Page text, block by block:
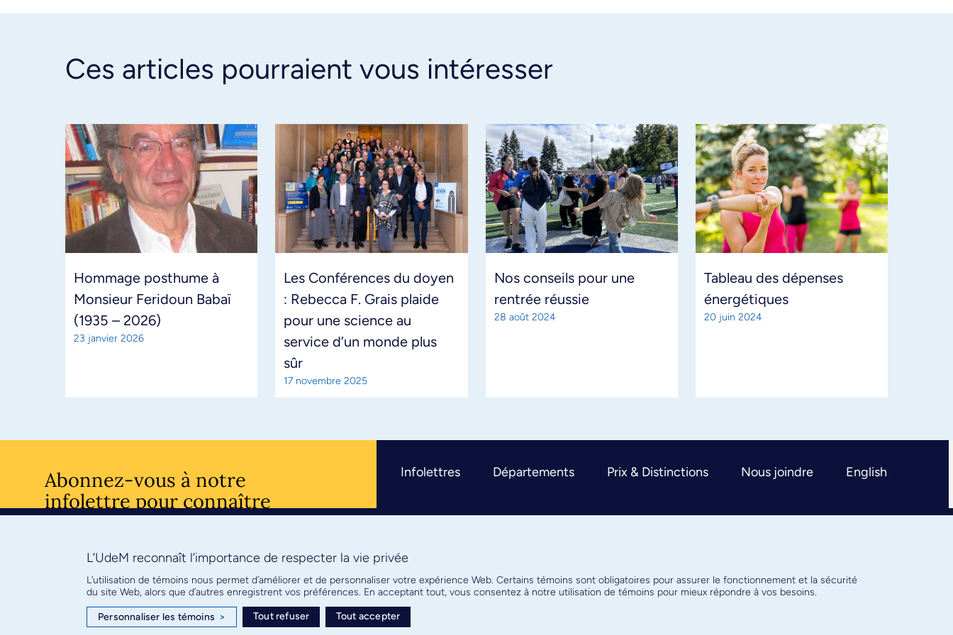
Ces articles pourraient vous intéresser
Hommage posthume à
Monsieur Feridoun Babaï
(1935 – 2026)
23 janvier 2026
Les Conférences du doyen
: Rebecca F. Grais plaide
pour une science au
service d’un monde plus
sûr
17 novembre 2025
Nos conseils pour une
rentrée réussie
28 août 2024
Tableau des dépenses
énergétiques
20 juin 2024
Abonnez-vous à notre
infolettre pour connaître
l’actualité facultaire
S'ABONNER
Infolettres Départements Prix & Distinctions Nous joindre English
L’UdeM reconnaît l’importance de respecter la vie privée
L’utilisation de témoins nous permet d’améliorer et de personnaliser votre expérience Web. Certains témoins sont obligatoires pour assurer le fonctionnement et la sécurité
du site Web, alors que d’autres enregistrent vos préférences. En acceptant tout, vous consentez à notre utilisation de témoins pour mieux répondre à vos besoins.
Personnaliser les témoins > Tout refuser Tout accepter